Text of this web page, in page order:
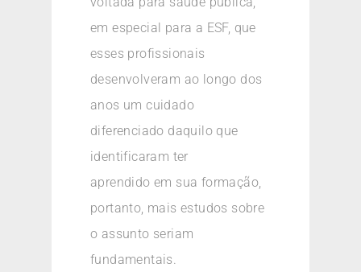
em especial para a ESF, que
esses profissionais
desenvolveram ao longo dos
anos um cuidado
diferenciado daquilo que
identificaram ter
aprendido em sua formação,
portanto, mais estudos sobre
o assunto seriam
fundamentais.